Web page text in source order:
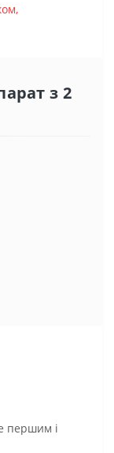
,
з 2
першим і